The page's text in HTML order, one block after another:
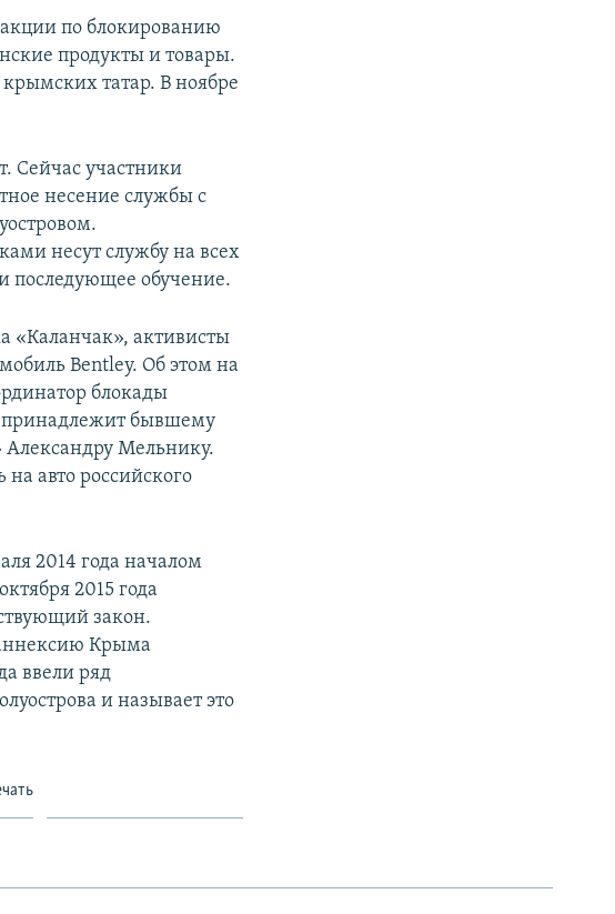
акции по блокированию
продукты и товары.
татар. В ноябре
Сейчас участники
несение службы с
несут службу на всех
последующее обучение.
«Каланчак», активисты
Bentley. Об этом на
блокады
принадлежит бывшему
Мельнику.
авто российского
2014 года началом
2015 года
закон.
Крыма
ввели ряд
и называет это